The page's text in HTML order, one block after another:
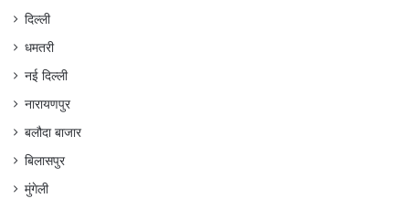
दिल्ली
धमतरी
नई दिल्ली
नारायणपुर
बलौदा बाजार
बिलासपुर
मुंगेली